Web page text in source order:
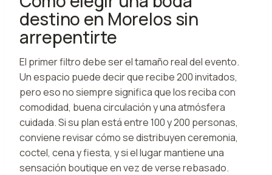
destino en Morelos sin
arrepentirte
El primer filtro debe ser el tamaño real del evento.
Un espacio puede decir que recibe 200 invitados,
pero eso no siempre significa que los reciba con
comodidad, buena circulación y una atmósfera
cuidada. Si su plan está entre 100 y 200 personas,
conviene revisar cómo se distribuyen ceremonia,
coctel, cena y fiesta, y si el lugar mantiene una
sensación boutique en vez de verse rebasado.